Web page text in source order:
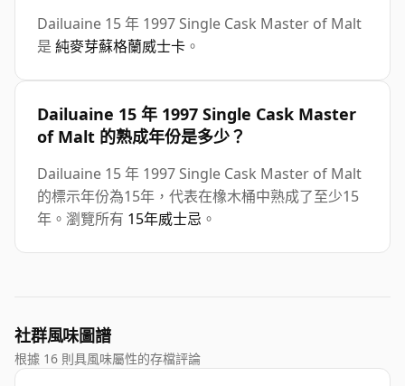
Dailuaine 15 年 1997 Single Cask Master of Malt
是 純麥芽蘇格蘭威士卡 。
Dailuaine 15 年 1997 Single Cask Master
of Malt 的熟成年份是多少？
Dailuaine 15 年 1997 Single Cask Master of Malt
的標示年份為15年，代表在橡木桶中熟成了至少15
年。瀏覽所有 15年威士忌 。
社群風味圖譜
根據 16 則具風味屬性的存檔評論